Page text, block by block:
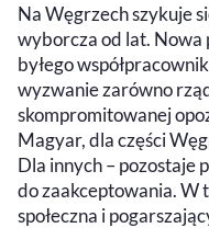
Na Węgrzech szykuje
wyborcza od lat. Nowa
byłego
wyzwanie zarówno
skompromitowanej
Magyar, dla części
Dla innych – pozostaje
do zaakceptowania. W
społeczna i